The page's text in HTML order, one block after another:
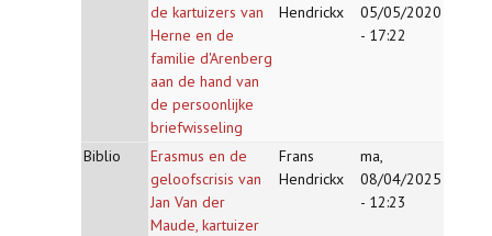
de kartuizers van
Herne en de
familie d'Arenberg
aan de hand van
de persoonlijke
briefwisseling
Hendrickx
05/05/2020
- 17:22
Biblio
Erasmus en de
geloofscrisis van
Jan Van der
Maude, kartuizer
Frans
Hendrickx
ma,
08/04/2025
- 12:23